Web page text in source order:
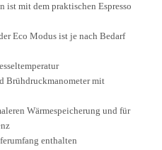
ist mit dem praktischen Espresso
Eco Modus ist je nach Bedarf
Brühdruckmanometer mit
Wärmespeicherung und für
enthalten